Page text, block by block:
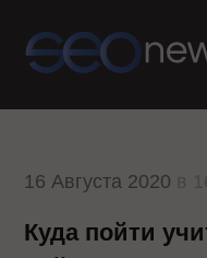
16 Августа 2020
Куда пойти